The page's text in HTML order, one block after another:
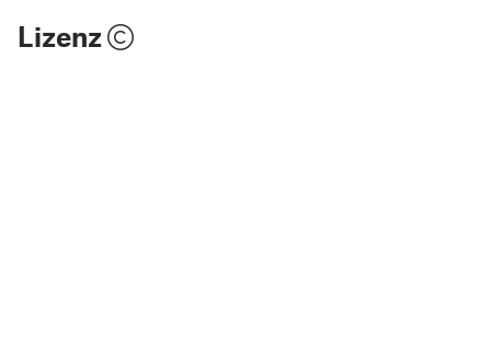
Lizenz